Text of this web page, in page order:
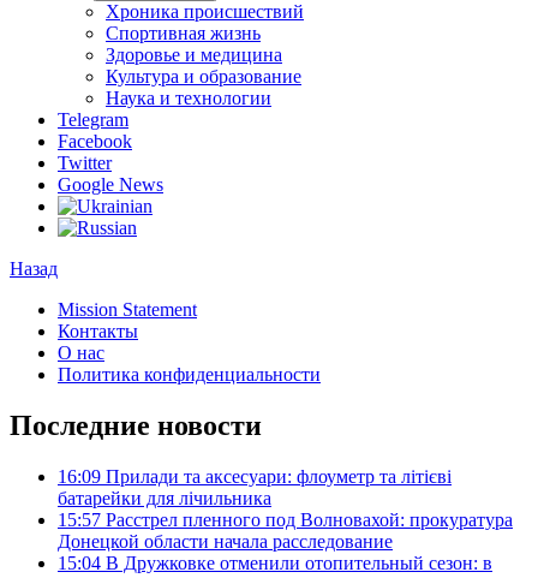
Хроника происшествий
Спортивная жизнь
Здоровье и медицина
Культура и образование
Наука и технологии
Telegram
Facebook
Twitter
Google News
Назад
Mission Statement
Контакты
О нас
Политика конфиденциальности
Последние новости
16:09 Прилади та аксесуари: флоуметр та літієві
батарейки для лічильника
15:57 Расстрел пленного под Волновахой: прокуратура
Донецкой области начала расследование
15:04 В Дружковке отменили отопительный сезон: в